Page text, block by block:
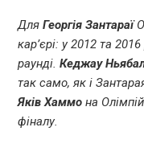
ДляГеоргія Зантараї
кар’єрі: у 2012 та
раунді.Кеджау
так само, як і
Яків Хаммо на
фіналу.